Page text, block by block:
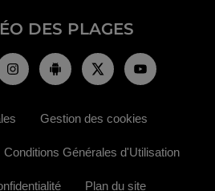
DES PLAGES
Gestion des cookies
Conditions Générales d'Utilisation
Plan du site